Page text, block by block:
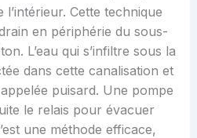
l’intérieur. Cette technique
en périphérie du sous-
L’eau qui s’infiltre sous la
dans cette canalisation et
puisard. Une pompe
le relais pour évacuer
une méthode efficace,